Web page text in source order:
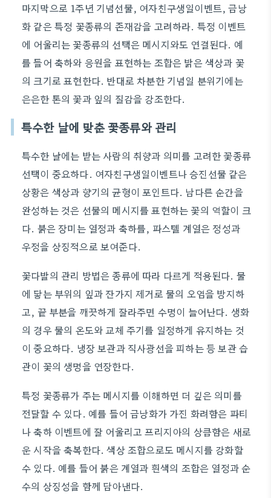
마지막으로 1주년 기념선물, 여자친구생일이벤트, 금낭
화 같은 특정 꽃종류의 존재감을 고려하라. 특정 이벤트
에 어울리는 꽃종류의 선택은 메시지와도 연결된다. 예
를 들어 축하와 응원을 표현하는 조합은 밝은 색상과 꽃
의 크기로 표현한다. 반대로 차분한 기념일 분위기에는
은은한 톤의 꽃과 잎의 질감을 강조한다.
특수한 날에 맞춘 꽃종류와 관리
특수한 날에는 받는 사람의 취향과 의미를 고려한 꽃종류
선택이 중요하다. 여자친구생일이벤트나 승진선물 같은
상황은 색상과 향기의 균형이 포인트다. 남다른 순간을
완성하는 것은 선물의 메시지를 표현하는 꽃의 역할이 크
다. 붉은 장미는 열정과 축하를, 파스텔 계열은 정성과
우정을 상징적으로 보여준다.
꽃다발의 관리 방법은 종류에 따라 다르게 적용된다. 물
에 닿는 부위의 잎과 잔가지 제거로 물의 오염을 방지하
고, 끝 부분을 깨끗하게 잘라주면 수명이 늘어난다. 생화
의 경우 물의 온도와 교체 주기를 일정하게 유지하는 것
이 중요하다. 냉장 보관과 직사광선을 피하는 등 보관 습
관이 꽃의 생명을 연장한다.
특정 꽃종류가 주는 메시지를 이해하면 더 깊은 의미를
전달할 수 있다. 예를 들어 금낭화가 가진 화려함은 파티
나 축하 이벤트에 잘 어울리고 프리지아의 상큼함은 새로
운 시작을 축복한다. 색상 조합으로도 메시지를 강화할
수 있다. 예를 들어 붉은 계열과 흰색의 조합은 열정과 순
수의 상징성을 함께 담아낸다.